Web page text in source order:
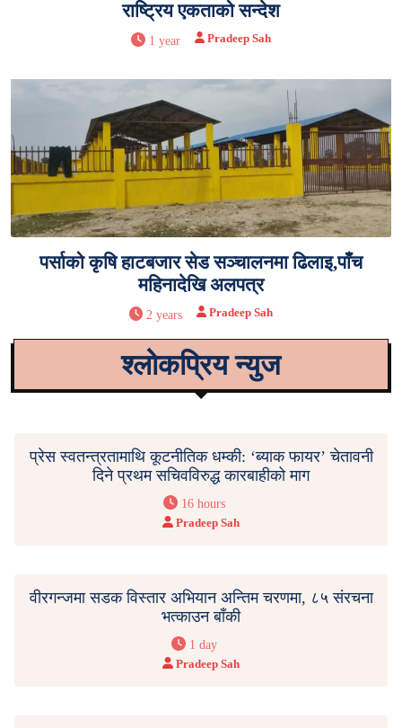
राष्ट्रिय एकताको सन्देश
1 year Pradeep Sah
पर्साको कृषि हाटबजार सेड सञ्चालनमा ढिलाइ,पाँच
महिनादेखि अलपत्र
2 years Pradeep Sah
श्लोकप्रिय न्युज
प्रेस स्वतन्त्रतामाथि कूटनीतिक धम्की: ‘ब्याक फायर’ चेतावनी
दिने प्रथम सचिवविरुद्ध कारबाहीको माग
16 hours
Pradeep Sah
वीरगन्जमा सडक विस्तार अभियान अन्तिम चरणमा, ८५ संरचना
भत्काउन बाँकी
1 day
Pradeep Sah